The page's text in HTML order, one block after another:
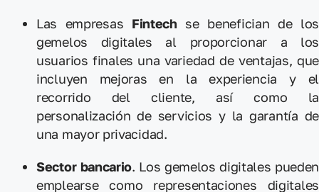
Las empresas Fintech se benefician de los
gemelos digitales al proporcionar a los
usuarios finales una variedad de ventajas, que
incluyen mejoras en la experiencia y el
recorrido del cliente, así como la
personalización de servicios y la garantía de
una mayor privacidad.
Sector bancario. Los gemelos digitales pueden
emplearse como representaciones digitales